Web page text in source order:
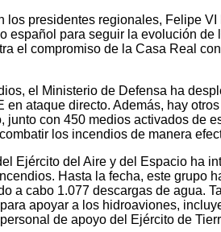
los presidentes regionales, Felipe VI
español para seguir la evolución de
el compromiso de la Casa Real
el Ministerio de Defensa ha
en ataque directo. Además, hay
junto con 450 medios activados de
los incendios de manera
Ejército del Aire y del Espacio ha
Hasta la fecha, este grupo
a cabo 1.077 descargas de agua.
apoyar a los hidroaviones,
de apoyo del Ejército de